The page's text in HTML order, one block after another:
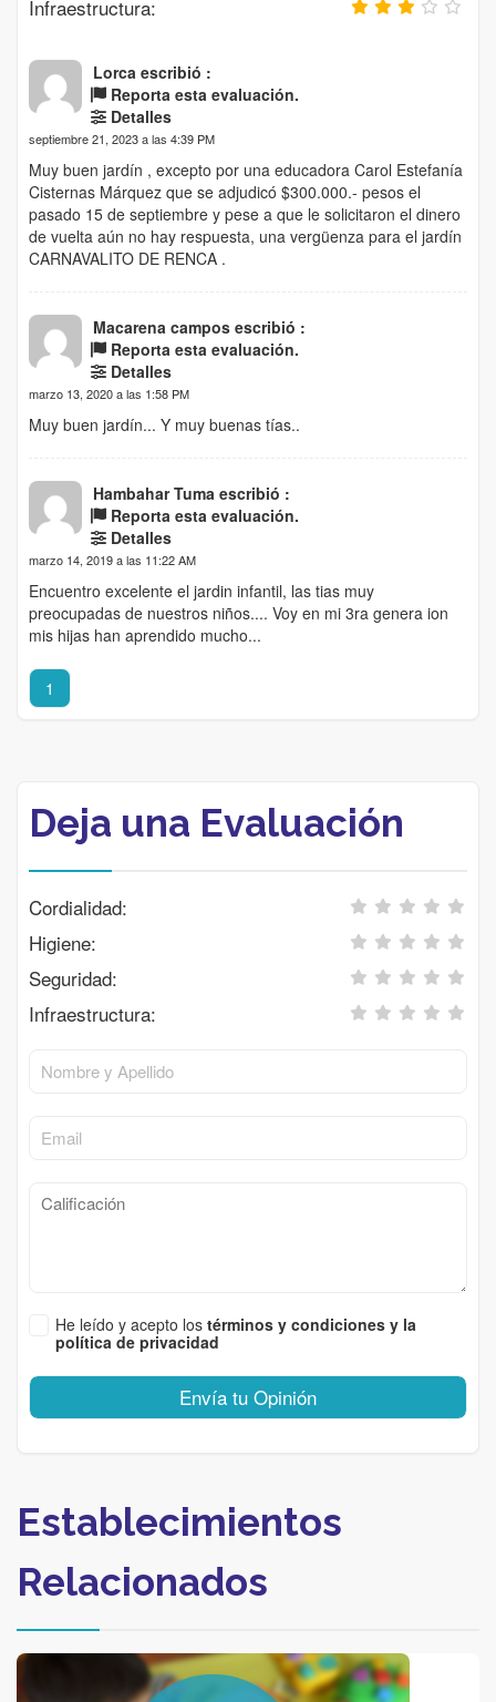
Infraestructura:
Lorca escribió :
Reporta esta evaluación.
Detalles
septiembre 21, 2023 a las 4:39 PM
Muy buen jardín , excepto por una educadora Carol Estefanía
Cisternas Márquez que se adjudicó $300.000.- pesos el
pasado 15 de septiembre y pese a que le solicitaron el dinero
de vuelta aún no hay respuesta, una vergüenza para el jardín
CARNAVALITO DE RENCA .
Macarena campos escribió :
Reporta esta evaluación.
Detalles
marzo 13, 2020 a las 1:58 PM
Muy buen jardín... Y muy buenas tías..
Hambahar Tuma escribió :
Reporta esta evaluación.
Detalles
marzo 14, 2019 a las 11:22 AM
Encuentro excelente el jardin infantil, las tias muy
preocupadas de nuestros niños.... Voy en mi 3ra genera ion
mis hijas han aprendido mucho...
1
Deja una Evaluación
Cordialidad:
Higiene:
Seguridad:
Infraestructura:
He leído y acepto los términos y condiciones y la
política de privacidad
Envía tu Opinión
Establecimientos
Relacionados